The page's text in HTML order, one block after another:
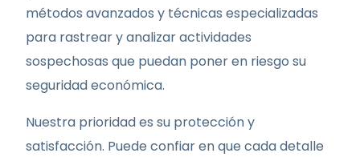
métodos avanzados y técnicas especializadas
para rastrear y analizar actividades
sospechosas que puedan poner en riesgo su
seguridad económica.
Nuestra prioridad es su protección y
satisfacción. Puede confiar en que cada detalle